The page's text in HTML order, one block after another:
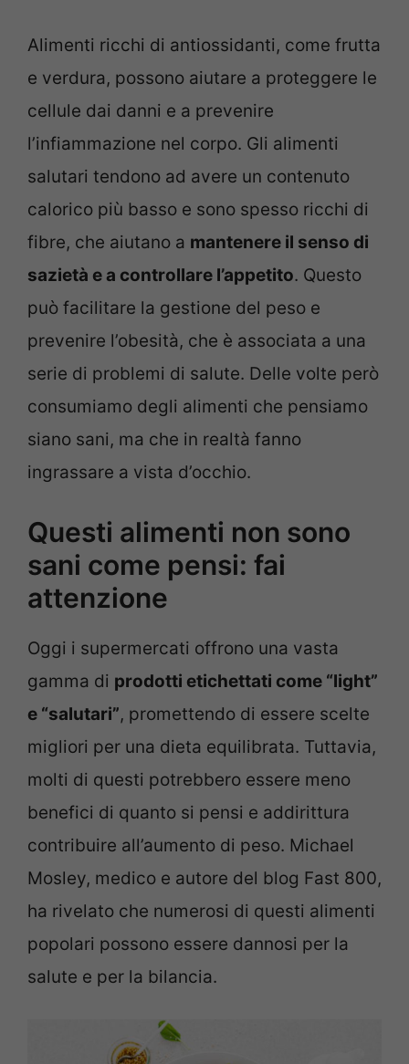
Alimenti ricchi di antiossidanti, come frutta
e verdura, possono aiutare a proteggere le
cellule dai danni e a prevenire
l’infiammazione nel corpo. Gli alimenti
salutari tendono ad avere un contenuto
calorico più basso e sono spesso ricchi di
fibre, che aiutano a mantenere il senso di
sazietà e a controllare l’appetito. Questo
può facilitare la gestione del peso e
prevenire l’obesità, che è associata a una
serie di problemi di salute. Delle volte però
consumiamo degli alimenti che pensiamo
siano sani, ma che in realtà fanno
ingrassare a vista d’occhio.
Questi alimenti non sono
sani come pensi: fai
attenzione
Oggi i supermercati offrono una vasta
gamma di prodotti etichettati come “light”
e “salutari”, promettendo di essere scelte
migliori per una dieta equilibrata. Tuttavia,
molti di questi potrebbero essere meno
benefici di quanto si pensi e addirittura
contribuire all’aumento di peso. Michael
Mosley, medico e autore del blog Fast 800,
ha rivelato che numerosi di questi alimenti
popolari possono essere dannosi per la
salute e per la bilancia.